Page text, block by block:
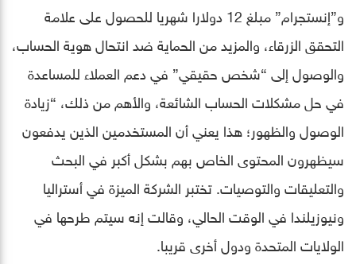
و”إنستجرام” مبلغ 12 دولارا شهريا للحصول على علامة
التحقق الزرقاء، والمزيد من الحماية ضد انتحال هوية الحساب،
والوصول إلى “شخص حقيقي” في دعم العملاء للمساعدة
في حل مشكلات الحساب الشائعة، والأهم من ذلك، “زيادة
الوصول والظهور؛ هذا يعني أن المستخدمين الذين يدفعون
سيظهرون المحتوى الخاص بهم بشكل أكبر في البحث
والتعليقات والتوصيات. تختبر الشركة الميزة في أستراليا
ونيوزيلندا في الوقت الحالي، وقالت إنه سيتم طرحها في
الولايات المتحدة ودول أخرى قريبا.